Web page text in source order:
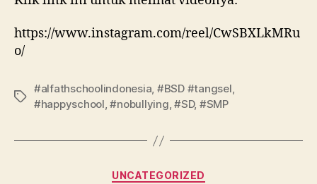
https://www.instagram.com/reel/CwSBXLkMRu
o/
#alfathschoolindonesia, #BSD #tangsel,
#happyschool,#nobullying,#SD, #SMP
UNCATEGORIZED